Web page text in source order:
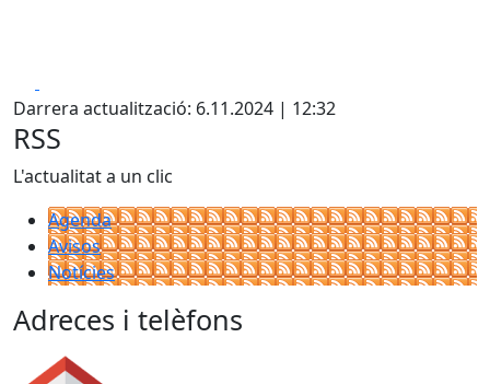
Darrera actualització: 6.11.2024 | 12:32
RSS
L'actualitat a un clic
Agenda
Avisos
Notícies
Adreces i telèfons